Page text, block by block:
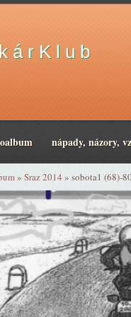
á r K l u b
nápady, názory,
» Sraz 2014» sobota1 (68)-